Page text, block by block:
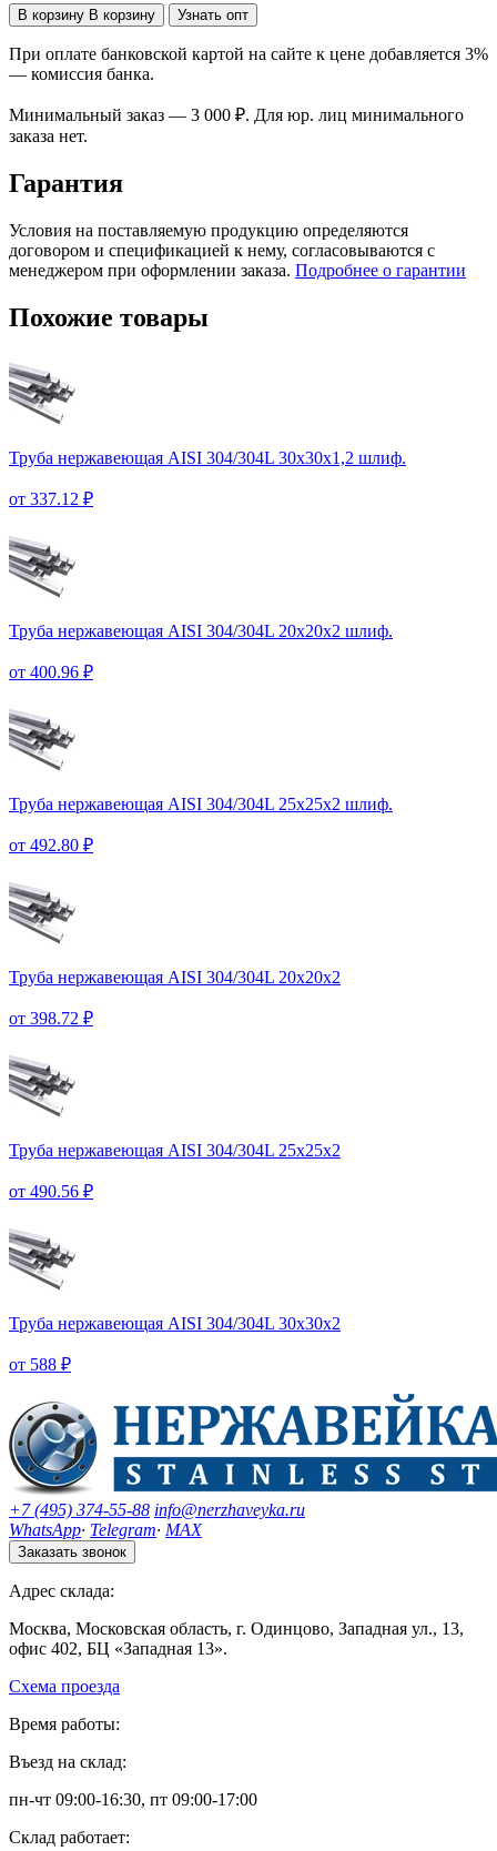
В корзину В корзину Узнать опт
При оплате банковской картой на сайте к цене добавляется 3%
— комиссия банка.
Минимальный заказ — 3 000 ₽. Для юр. лиц минимального
заказа нет.
Гарантия
Условия на поставляемую продукцию определяются
договором и спецификацией к нему, согласовываются с
менеджером при оформлении заказа. Подробнее о гарантии
Похожие товары
Труба нержавеющая AISI 304/304L 30х30х1,2 шлиф.
от 337.12 ₽
Труба нержавеющая AISI 304/304L 20х20х2 шлиф.
от 400.96 ₽
Труба нержавеющая AISI 304/304L 25х25х2 шлиф.
от 492.80 ₽
Труба нержавеющая AISI 304/304L 20х20х2
от 398.72 ₽
Труба нержавеющая AISI 304/304L 25х25х2
от 490.56 ₽
Труба нержавеющая AISI 304/304L 30х30х2
от 588 ₽
+7 (495) 374-55-88 info@nerzhaveyka.ru
WhatsApp· Telegram· MAX
Заказать звонок
Адрес склада:
Москва, Московская область, г. Одинцово, Западная ул., 13,
офис 402, БЦ «Западная 13».
Схема проезда
Время работы:
Въезд на склад:
пн-чт 09:00-16:30, пт 09:00-17:00
Склад работает: